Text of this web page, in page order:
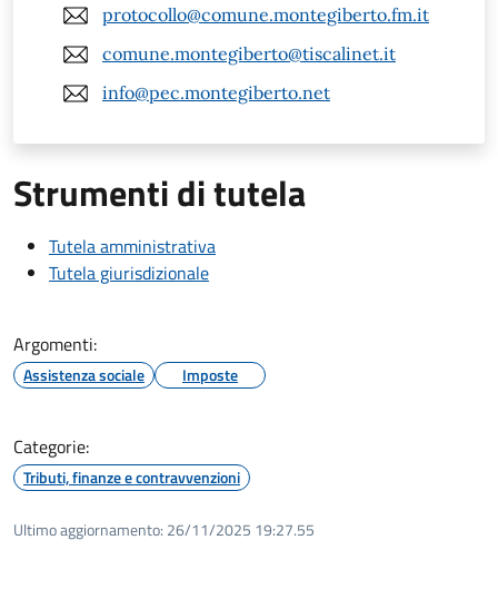
protocollo@comune.montegiberto.fm.it
comune.montegiberto@tiscalinet.it
info@pec.montegiberto.net
Strumenti di tutela
Tutela amministrativa
Tutela giurisdizionale
Argomenti:
Assistenza sociale Imposte
Categorie:
Tributi, finanze e contravvenzioni
Ultimo aggiornamento: 26/11/2025 19:27.55